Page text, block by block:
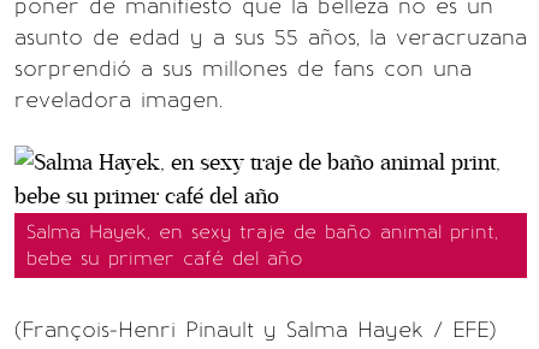
poner de manifiesto que la belleza no es un
asunto de edad y a sus 55 años, la veracruzana
sorprendió a sus millones de fans con una
reveladora imagen.
Salma Hayek, en sexy traje de baño animal print,
bebe su primer café del año
(François-Henri Pinault y Salma Hayek / EFE)